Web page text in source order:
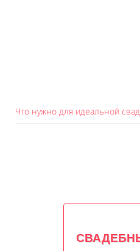
Что нужно для идеальной